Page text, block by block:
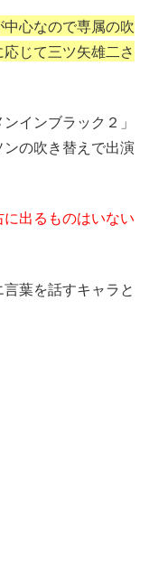
心なので専属の吹
じて三ツ矢雄二さ
ンインブラック２」
の吹き替えで出演
出るものはいない
葉を話すキャラと